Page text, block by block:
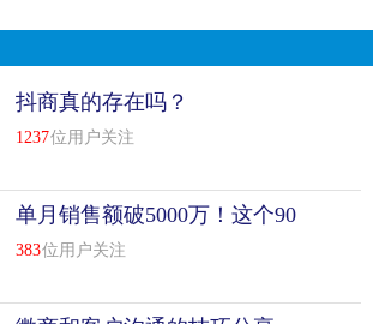
抖商真的存在吗？
1237位用户关注
单月销售额破5000万！这个90
后重新定义了“微商”
383位用户关注